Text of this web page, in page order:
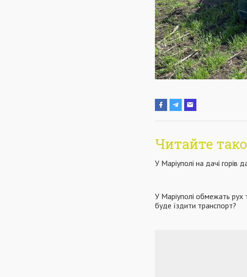
Читайте
У Маріуполі на дачі горів
У Маріуполі обмежать рух
буде їздити транспорт?